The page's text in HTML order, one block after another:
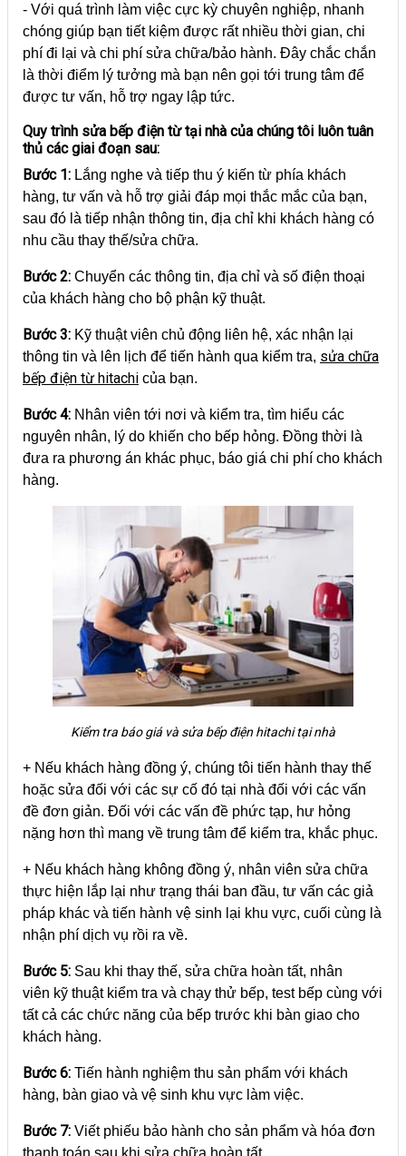
- Với quá trình làm việc cực kỳ chuyên nghiệp, nhanh
chóng giúp bạn tiết kiệm được rất nhiều thời gian, chi
phí đi lại và chi phí sửa chữa/bảo hành. Đây chắc chắn
là thời điểm lý tưởng mà bạn nên gọi tới trung tâm để
được tư vấn, hỗ trợ ngay lập tức.
Quy trình sửa bếp điện từ tại nhà của chúng tôi luôn tuân
thủ các giai đoạn sau:
Bước 1: Lắng nghe và tiếp thu ý kiến từ phía khách
hàng, tư vấn và hỗ trợ giải đáp mọi thắc mắc của bạn,
sau đó là tiếp nhận thông tin, địa chỉ khi khách hàng có
nhu cầu thay thế/sửa chữa.
Bước 2: Chuyển các thông tin, địa chỉ và số điện thoại
của khách hàng cho bộ phận kỹ thuật.
Bước 3: Kỹ thuật viên chủ động liên hệ, xác nhận lại
thông tin và lên lịch để tiến hành qua kiểm tra, sửa chữa
bếp điện từ hitachi của bạn.
Bước 4: Nhân viên tới nơi và kiểm tra, tìm hiểu các
nguyên nhân, lý do khiến cho bếp hỏng. Đồng thời là
đưa ra phương án khác phục, báo giá chi phí cho khách
hàng.
Kiểm tra báo giá và sửa bếp điện hitachi tại nhà
+ Nếu khách hàng đồng ý, chúng tôi tiến hành thay thế
hoặc sửa đối với các sự cố đó tại nhà đối với các vấn
đề đơn giản. Đối với các vấn đề phức tạp, hư hỏng
nặng hơn thì mang về trung tâm để kiểm tra, khắc phục.
+ Nếu khách hàng không đồng ý, nhân viên sửa chữa
thực hiện lắp lại như trạng thái ban đầu, tư vấn các giả
pháp khác và tiến hành vệ sinh lại khu vực, cuối cùng là
nhận phí dịch vụ rồi ra về.
Bước 5: Sau khi thay thế, sửa chữa hoàn tất, nhân
viên kỹ thuật kiểm tra và chạy thử bếp, test bếp cùng với
tất cả các chức năng của bếp trước khi bàn giao cho
khách hàng.
Bước 6: Tiến hành nghiệm thu sản phẩm với khách
hàng, bàn giao và vệ sinh khu vực làm việc.
Bước 7: Viết phiếu bảo hành cho sản phẩm và hóa đơn
thanh toán sau khi sửa chữa hoàn tất.